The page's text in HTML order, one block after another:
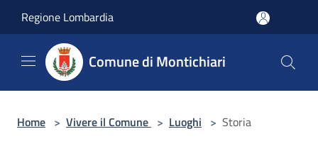
Regione Lombardia
Comune di Montichiari
Home > Vivere il Comune > Luoghi > Storia